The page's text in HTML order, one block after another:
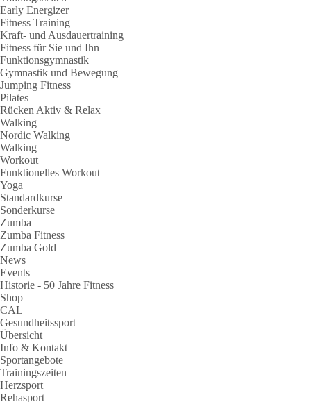
Early Energizer
Fitness Training
Kraft- und Ausdauertraining
Fitness für Sie und Ihn
Funktionsgymnastik
Gymnastik und Bewegung
Jumping Fitness
Pilates
Rücken Aktiv & Relax
Walking
Nordic Walking
Walking
Workout
Funktionelles Workout
Yoga
Standardkurse
Sonderkurse
Zumba
Zumba Fitness
Zumba Gold
News
Events
Historie - 50 Jahre Fitness
Shop
CAL
Gesundheitssport
Übersicht
Info & Kontakt
Sportangebote
Trainingszeiten
Herzsport
Rehasport